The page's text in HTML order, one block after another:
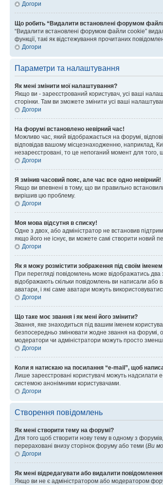
Догори
Що робить “Видалити встановлені форумом
“Видалити встановлені форумом файли cookie”
функції, такі як відстежування прочитаних
Догори
Параметри та налаштування
Як мені змінити мої налаштування?
Якщо ви - зареєстрований користувач, усі ваші
сторінки. Там ви зможете змінити усі ваші
Догори
На форумі встановлено невірний час!
Можливо час, який відображається на форумі,
відповідав вашому місцезнаходженню, наприклад,
незареєстровані, то це непоганий момент для
Догори
Я змінив часовий пояс, але час все одно невірний!
Якщо ви впевнені в тому, що ви правильно
вирішив цю проблему.
Догори
Моя мова відсутня в списку!
Одне з двох, або адміністратор не встановив
якщо його не існує, ви можете самі створити новий
Догори
Як я можу розмістити зображення під своїм
При перегляді повідомлень може відображатись
відображають скільки повідомлень ви написали або
аватари, і які саме аватари можуть
Догори
Що таке моє звання і як мені його змінити?
Звання, яке знаходиться під вашим іменем
безпосередньо змінювати жодне звання на форумі,
модератори чи адміністратори можуть просто
Догори
Коли я натискаю на посилання “e-mail”, щоб
Лише зареєстровані користувачі можуть
системою анонімними користувачами.
Догори
Створення повідомлень
Як мені створити тему на форумі?
Для того щоб створити нову тему в одному з
перераховані внизу сторінок форуму або теми (Ви
Догори
Як мені відредагувати або видалити
Якщо ви не є адміністратором або модератором